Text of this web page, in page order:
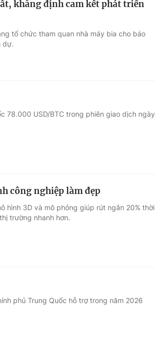
khẳng định cam kết phát triển
tổ chức tham quan nhà máy bia cho báo
dự.
78.000 USD/BTC trong phiên giao dịch ngày
công nghiệp làm đẹp
hình 3D và mô phỏng giúp rút ngắn 20% thời
trường nhanh hơn.
phủ Trung Quốc hỗ trợ trong năm 2026